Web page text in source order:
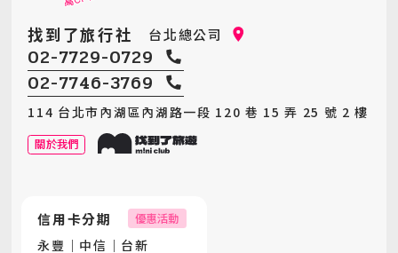
找到了旅行社 台北總公司
02-7729-0729
02-7746-3769
114 台北市內湖區內湖路一段 120 巷 15 弄 25 號 2 樓
關於我們
信用卡分期 優惠活動
永豐｜中信｜台新